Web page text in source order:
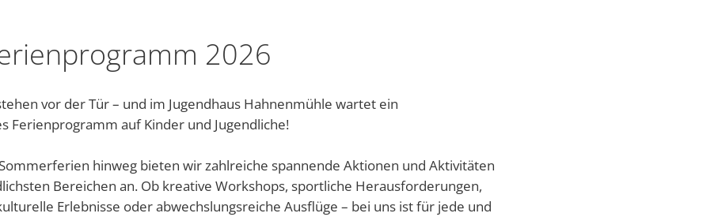
Nastätten-App
Land- Forstwirtschaft & Nahrungsmittel
2026
vor der Tür – und im Jugendhaus Hahnenmühle wartet ein
Ferienprogramm auf Kinder und Jugendliche!
hinweg bieten wir zahlreiche spannende Aktionen und Aktivitäten
Bereichen an. Ob kreative Workshops, sportliche Herausforderungen,
Erlebnisse oder abwechslungsreiche Ausflüge – bei uns ist für jede und